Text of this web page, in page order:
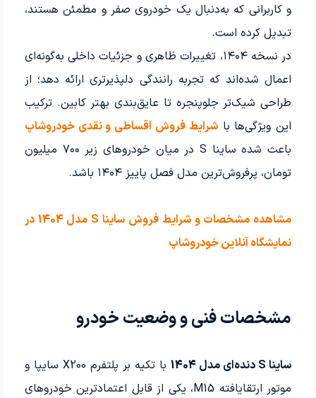
و کاربرانی که به‌دنبال یک خودروی صفر و مطمئن هستند،
تبدیل کرده است.
در نسخه ۱۴۰۴، تغییرات ظاهری و جزئیات داخلی به‌گونه‌ای
اعمال شده‌اند که تجربه رانندگی دلپذیرتری ارائه دهد؛ از
طراحی شیک‌تر جلوپنجره تا عایق‌بندی بهتر کابین. ترکیب
این ویژگی‌ها باشرایط فروش اقساطی و نقدی خودروشاپ
باعث شده ساینا S در میان خودروهای زیر ۷۰۰ میلیون
تومان، پرفروش‌ترین مدل فصل پاییز ۱۴۰۴ باشد.
مشاهده مشخصات و شرایط فروش ساینا S مدل 1404 در
نمایشگاه آنلاین خودروشاپ
مشخصات فنی و وضعیت خودرو
ساینا S دنده‌ای مدل 1404
با تکیه بر پلتفرم X200 سایپا و
موتور ارتقایافته M15، یکی از قابل اعتمادترین خودروهای